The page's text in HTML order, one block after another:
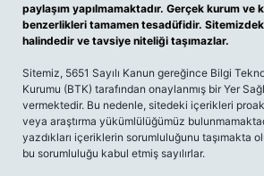
paylaşım yapılmamaktadır. Gerçek kurum ve
benzerlikleri tamamen tesadüfidir.
halindedir ve tavsiye niteliği taşımazlar.
Sitemiz, 5651 Sayılı Kanun gereğince Bilgi
Kurumu (BTK) tarafından onaylanmış bir Yer
vermektedir. Bu nedenle, sitedeki içerikleri
veya araştırma yükümlülüğümüz
yazdıkları içeriklerin sorumluluğunu taşımakta
bu sorumluluğu kabul etmiş sayılırlar.